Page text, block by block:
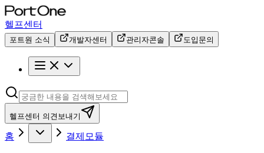
헬프센터
포트원 소식 개발자센터 관리자콘솔 도입문의
헬프센터 의견보내기
홈 결제모듈